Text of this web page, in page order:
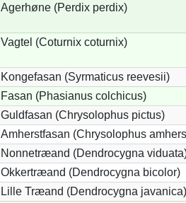
Agerhøne (Perdix perdix)
Vagtel (Coturnix coturnix)
Kongefasan (Syrmaticus reevesii)
Fasan (Phasianus colchicus)
Guldfasan (Chrysolophus pictus)
Amherstfasan (Chrysolophus
Nonnetræand (Dendrocygna
Okkertræand (Dendrocygna bicolor)
Lille Træand (Dendrocygna javanica)